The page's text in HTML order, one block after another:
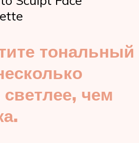
тональный
светлее, чем